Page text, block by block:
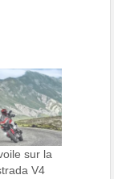
sur la
V4